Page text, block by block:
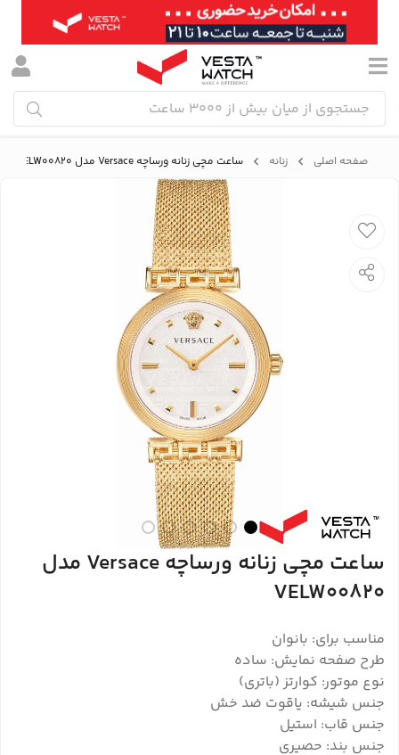
صفحه اصلی زنانه ساعت مچی زنانه ورساچه Versace مدل VELW00820
ساعت مچی زنانه ورساچه Versace مدل
VELW00820
مناسب برای: بانوان
طرح صفحه نمایش: ساده
نوع موتور: کوارتز (باتری)
جنس شیشه: یاقوت ضد خش
جنس قاب: استیل
جنس بند: حصیری